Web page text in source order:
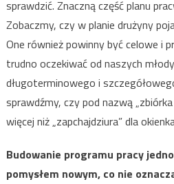
sprawdzić. Znaczną część planu
Zobaczmy, czy w planie drużyny
One również powinny być celowe i
trudno oczekiwać od naszych
długoterminowego i
sprawdźmy, czy pod nazwą
więcej niż „zapchajdziura” dla
Budowanie programu pracy
pomysłem nowym, co nie